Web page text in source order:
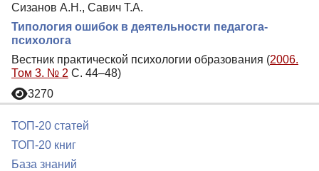
Сизанов А.Н., Савич Т.А.
Типология ошибок в деятельности педагога-
психолога
Вестник практической психологии образования (2006.
Том 3. № 2 С. 44–48)
3270
ТОП-20 статей
ТОП-20 книг
База знаний